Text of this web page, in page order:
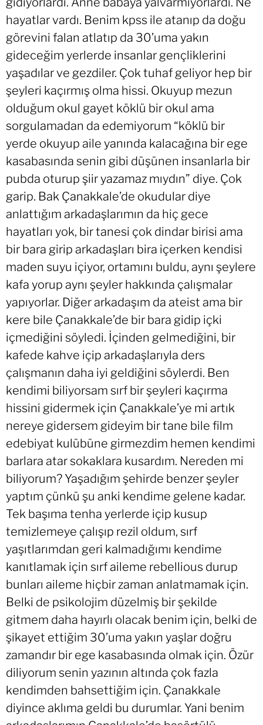
hayatlar vardı. Benim kpss ile atanıp da doğu
görevini falan atlatıp da 30’uma yakın
gideceğim yerlerde insanlar gençliklerini
yaşadılar ve gezdiler. Çok tuhaf geliyor hep bir
şeyleri kaçırmış olma hissi. Okuyup mezun
olduğum okul gayet köklü bir okul ama
sorgulamadan da edemiyorum “köklü bir
yerde okuyup aile yanında kalacağına bir ege
kasabasında senin gibi düşünen insanlarla bir
pubda oturup şiir yazamaz mıydın” diye. Çok
garip. Bak Çanakkale’de okudular diye
anlattığım arkadaşlarımın da hiç gece
hayatları yok, bir tanesi çok dindar birisi ama
bir bara girip arkadaşları bira içerken kendisi
maden suyu içiyor, ortamını buldu, aynı şeylere
kafa yorup aynı şeyler hakkında çalışmalar
yapıyorlar. Diğer arkadaşım da ateist ama bir
kere bile Çanakkale’de bir bara gidip içki
içmediğini söyledi. İçinden gelmediğini, bir
kafede kahve içip arkadaşlarıyla ders
çalışmanın daha iyi geldiğini söylerdi. Ben
kendimi biliyorsam sırf bir şeyleri kaçırma
hissini gidermek için Çanakkale’ye mi artık
nereye gidersem gideyim bir tane bile film
edebiyat kulübüne girmezdim hemen kendimi
barlara atar sokaklara kusardım. Nereden mi
biliyorum? Yaşadığım şehirde benzer şeyler
yaptım çünkü şu anki kendime gelene kadar.
Tek başıma tenha yerlerde içip kusup
temizlemeye çalışıp rezil oldum, sırf
yaşıtlarımdan geri kalmadığımı kendime
kanıtlamak için sırf aileme rebellious durup
bunları aileme hiçbir zaman anlatmamak için.
Belki de psikolojim düzelmiş bir şekilde
gitmem daha hayırlı olacak benim için, belki de
şikayet ettiğim 30’uma yakın yaşlar doğru
zamandır bir ege kasabasında olmak için. Özür
diliyorum senin yazının altında çok fazla
kendimden bahsettiğim için. Çanakkale
diyince aklıma geldi bu durumlar. Yani benim